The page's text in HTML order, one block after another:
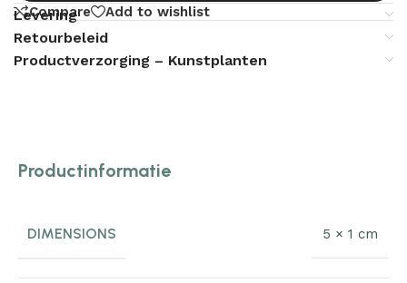
Compare Add to wishlist
Levering
Retourbeleid
Productverzorging – Kunstplanten
Productinformatie
DIMENSIONS 5 × 1 cm